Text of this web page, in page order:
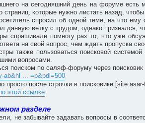
на сегодняшний день на форуме есть
которые нужно листать назад, чтобы
спросил об одной теме, на что
данную ветку с трудом, однако признался,
спрашивали помногу раз то, что уже
на свой вопрос, чем ждать пропуска
также пользоваться поисковой
вопросами.
поиском по саляф-форуму через поисковик
ab&hl ... =p&pdl=500
просто после строчки в поисковике
этой ссылке
разделе
не забывайте задавать вопросы в